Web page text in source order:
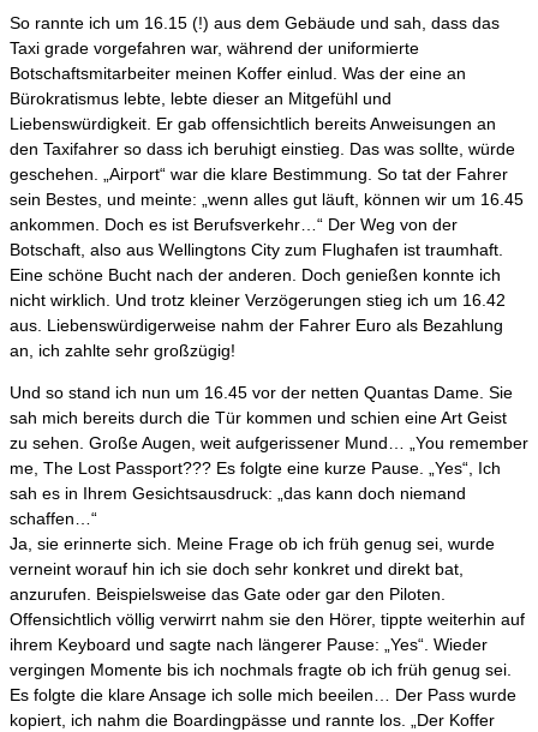
So rannte ich um 16.15 (!) aus dem Gebäude und sah, dass das
Taxi grade vorgefahren war, während der uniformierte
Botschaftsmitarbeiter meinen Koffer einlud. Was der eine an
Bürokratismus lebte, lebte dieser an Mitgefühl und
Liebenswürdigkeit. Er gab offensichtlich bereits Anweisungen an
den Taxifahrer so dass ich beruhigt einstieg. Das was sollte, würde
geschehen. „Airport“ war die klare Bestimmung. So tat der Fahrer
sein Bestes, und meinte: „wenn alles gut läuft, können wir um 16.45
ankommen. Doch es ist Berufsverkehr…“ Der Weg von der
Botschaft, also aus Wellingtons City zum Flughafen ist traumhaft.
Eine schöne Bucht nach der anderen. Doch genießen konnte ich
nicht wirklich. Und trotz kleiner Verzögerungen stieg ich um 16.42
aus. Liebenswürdigerweise nahm der Fahrer Euro als Bezahlung
an, ich zahlte sehr großzügig!
Und so stand ich nun um 16.45 vor der netten Quantas Dame. Sie
sah mich bereits durch die Tür kommen und schien eine Art Geist
zu sehen. Große Augen, weit aufgerissener Mund… „You remember
me, The Lost Passport??? Es folgte eine kurze Pause. „Yes“, Ich
sah es in Ihrem Gesichtsausdruck: „das kann doch niemand
schaffen…“
Ja, sie erinnerte sich. Meine Frage ob ich früh genug sei, wurde
verneint worauf hin ich sie doch sehr konkret und direkt bat,
anzurufen. Beispielsweise das Gate oder gar den Piloten.
Offensichtlich völlig verwirrt nahm sie den Hörer, tippte weiterhin auf
ihrem Keyboard und sagte nach längerer Pause: „Yes“. Wieder
vergingen Momente bis ich nochmals fragte ob ich früh genug sei.
Es folgte die klare Ansage ich solle mich beeilen… Der Pass wurde
kopiert, ich nahm die Boardingpässe und rannte los. „Der Koffer